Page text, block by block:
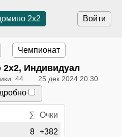
Войти
2x2
Чемпионат
Индивидуал
44 25 дек 2024 20:30
∑ Очки
8 +382